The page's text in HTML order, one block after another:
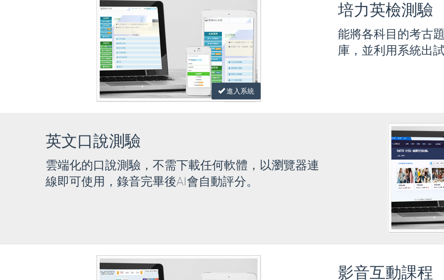
進入系統
培力英檢測驗
能將各科目的考古
庫，並利用系統出
英文口說測驗
雲端化的口說測驗，不需下載任何軟體，以瀏覽器連
線即可使用，錄音完畢後AI會自動評分。
影音互動課程